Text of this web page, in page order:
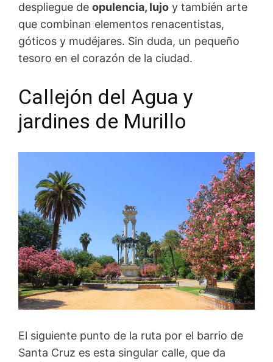
despliegue de opulencia, lujo y también arte
que combinan elementos renacentistas,
góticos y mudéjares. Sin duda, un pequeño
tesoro en el corazón de la ciudad.
Callejón del Agua y
jardines de Murillo
El siguiente punto de la ruta por el barrio de
Santa Cruz es esta singular calle, que da